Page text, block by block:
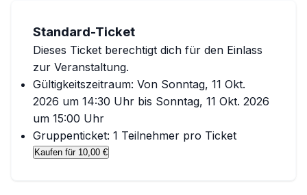
Standard-Ticket
Dieses Ticket berechtigt dich für den Einlass
zur Veranstaltung.
Gültigkeitszeitraum: Von Sonntag, 11 Okt.
2026 um 14:30 Uhr bis Sonntag, 11 Okt. 2026
um 15:00 Uhr
Gruppenticket: 1 Teilnehmer pro Ticket
Kaufen für 10,00 €